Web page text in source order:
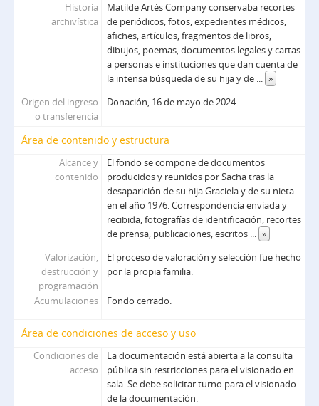
Historia
archivística
Matilde Artés Company conservaba recortes
de periódicos, fotos, expedientes médicos,
afiches, artículos, fragmentos de libros,
dibujos, poemas, documentos legales y cartas
a personas e instituciones que dan cuenta de
la intensa búsqueda de su hija y de ... »
Origen del ingreso
o transferencia
Donación, 16 de mayo de 2024.
Área de contenido y estructura
Alcance y
contenido
El fondo se compone de documentos
producidos y reunidos por Sacha tras la
desaparición de su hija Graciela y de su nieta
en el año 1976. Correspondencia enviada y
recibida, fotografías de identificación, recortes
de prensa, publicaciones, escritos ... »
Valorización,
destrucción y
programación
El proceso de valoración y selección fue hecho
por la propia familia.
Acumulaciones Fondo cerrado.
Área de condiciones de acceso y uso
Condiciones de
acceso
La documentación está abierta a la consulta
pública sin restricciones para el visionado en
sala. Se debe solicitar turno para el visionado
de la documentación.